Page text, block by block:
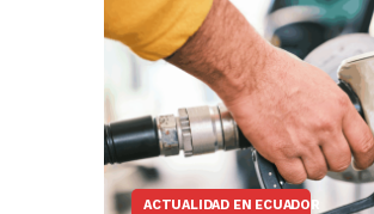
ACTUALIDAD EN ECUADOR